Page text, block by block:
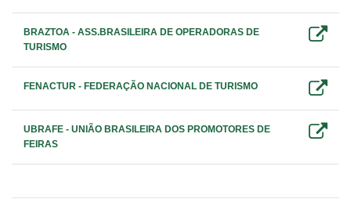
BRAZTOA - ASS.BRASILEIRA DE OPERADORAS DE
TURISMO
FENACTUR - FEDERAÇÃO NACIONAL DE TURISMO
UBRAFE - UNIÃO BRASILEIRA DOS PROMOTORES DE
FEIRAS